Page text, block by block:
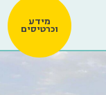
מידע
וכרטיסים